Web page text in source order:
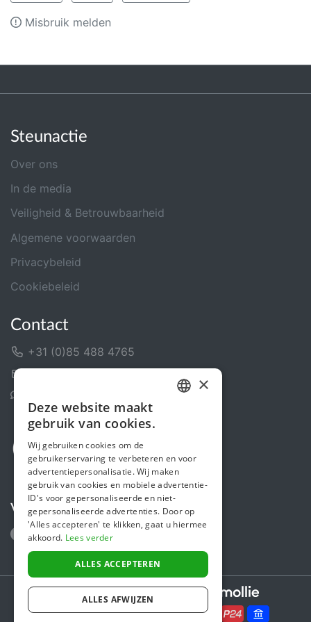
Misbruik melden
Steunactie
Over ons
In de media
Veiligheid & Betrouwbaarheid
Algemene voorwaarden
Privacybeleid
Cookiebeleid
Contact
+31 (0)85 488 4765
Volg ons
Secure payments powered by
ENGLISH
×
Deze website maakt
gebruik van cookies.
Wij gebruiken cookies om de
gebruikerservaring te verbeteren en voor
advertentiepersonalisatie. Wij maken
gebruik van cookies en mobiele advertentie-
ID's voor gepersonaliseerde en niet-
gepersonaliseerde advertenties. Door op
'Alles accepteren' te klikken, gaat u hiermee
akkoord. Lees verder
ALLES ACCEPTEREN
ALLES AFWIJZEN